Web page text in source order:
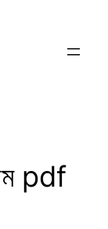
pdf